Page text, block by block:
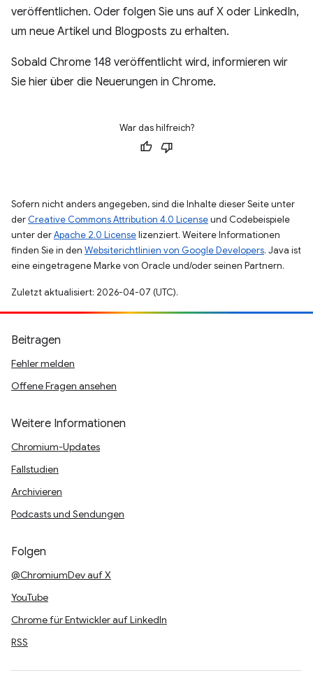
veröffentlichen. Oder folgen Sie uns auf X oder LinkedIn,
um neue Artikel und Blogposts zu erhalten.
Sobald Chrome 148 veröffentlicht wird, informieren wir
Sie hier über die Neuerungen in Chrome.
War das hilfreich?
Sofern nicht anders angegeben, sind die Inhalte dieser Seite unter
der Creative Commons Attribution 4.0 Licenseund Codebeispiele
unter derApache 2.0 Licenselizenziert. Weitere Informationen
finden Sie in den Websiterichtlinien von Google Developers. Java ist
eine eingetragene Marke von Oracle und/oder seinen Partnern.
Zuletzt aktualisiert: 2026-04-07 (UTC).
Beitragen
Fehler melden
Offene Fragen ansehen
Weitere Informationen
Chromium-Updates
Fallstudien
Archivieren
Podcasts und Sendungen
Folgen
@ChromiumDev auf X
YouTube
Chrome für Entwickler auf LinkedIn
RSS